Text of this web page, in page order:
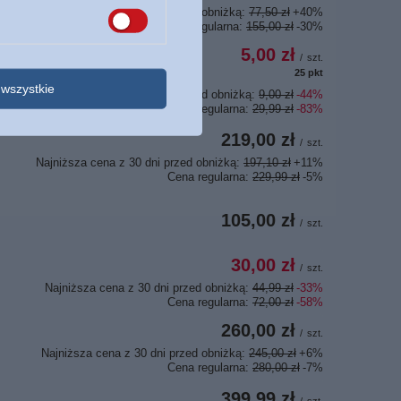
Najniższa cena z 30 dni przed obniżką: 77,50 zł +40%
Cena regularna: 155,00 zł -30%
5,00 zł / szt.
25 pkt
Najniższa cena z 30 dni przed obniżką: 9,00 zł -44%
Cena regularna: 29,99 zł -83%
219,00 zł / szt.
Najniższa cena z 30 dni przed obniżką: 197,10 zł +11%
Cena regularna: 229,99 zł -5%
105,00 zł / szt.
30,00 zł / szt.
Najniższa cena z 30 dni przed obniżką: 44,99 zł -33%
Cena regularna: 72,00 zł -58%
260,00 zł / szt.
Najniższa cena z 30 dni przed obniżką: 245,00 zł +6%
Cena regularna: 280,00 zł -7%